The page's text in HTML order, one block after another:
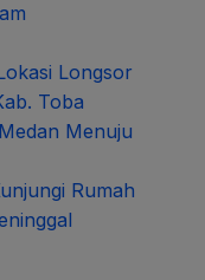
Longsor
Toba
Menuju
Rumah